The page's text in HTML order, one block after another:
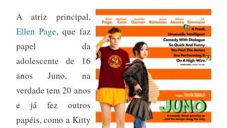
A atriz principal,
Ellen Page, que faz
papel da
adolescente de 16
anos Juno, na
verdade tem 20 anos
e já fez outros
papéis, como a Kitty